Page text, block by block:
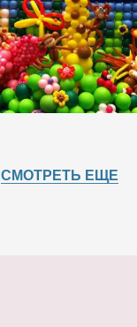
СМОТРЕТЬ ЕЩЕ